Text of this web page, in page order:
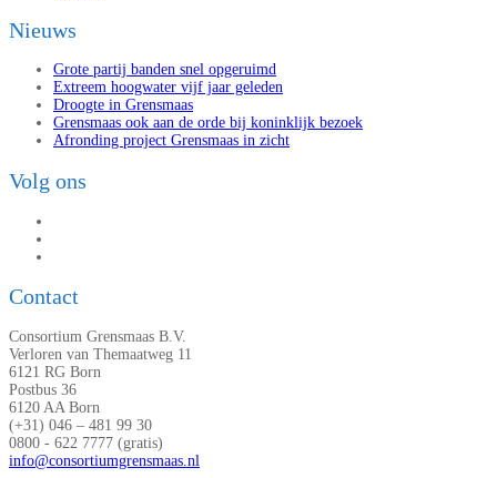
Nieuws
Grote partij banden snel opgeruimd
Extreem hoogwater vijf jaar geleden
Droogte in Grensmaas
Grensmaas ook aan de orde bij koninklijk bezoek
Afronding project Grensmaas in zicht
Volg ons
Contact
Consortium Grensmaas B.V.
Verloren van Themaatweg 11
6121 RG Born
Postbus 36
6120 AA Born
(+31) 046 – 481 99 30
0800 - 622 7777 (gratis)
info@consortiumgrensmaas.nl